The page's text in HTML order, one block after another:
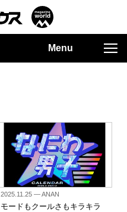
Menu
2025.11.25— ANAN
モードもクールさもキラキラ